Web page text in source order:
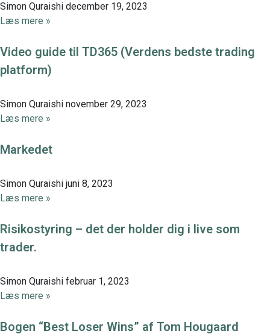
Simon Quraishi december 19, 2023
Læs mere »
Video guide til TD365 (Verdens bedste trading
platform)
Simon Quraishi november 29, 2023
Læs mere »
Markedet
Simon Quraishi juni 8, 2023
Læs mere »
Risikostyring – det der holder dig i live som
trader.
Simon Quraishi februar 1, 2023
Læs mere »
Bogen “Best Loser Wins” af Tom Hougaard